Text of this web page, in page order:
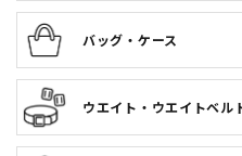
バッグ・ケース
ウエイト・ウエイトベル